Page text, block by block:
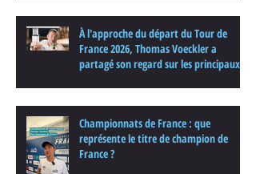
À l'approche du départ du Tour de
France 2026, Thomas Voeckler a
partagé son regard sur les principaux
Championnats de France : que
représente le titre de champion de
France ?